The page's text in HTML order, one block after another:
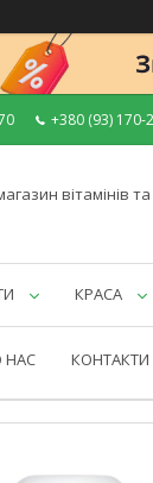
+380 (93) 170-
вітамінів та
КРАСА
НАС КОНТАКТИ